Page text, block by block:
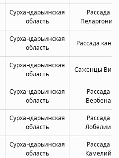
Сурхандарьинская
область
Рассада
Пеларгонии
Сурхандарьинская
область
Рассада
Сурхандарьинская
область
Саженцы
Сурхандарьинская
область
Рассада
Вербена
Сурхандарьинская
область
Рассада
Лобелии
Сурхандарьинская
область
Рассада
Камелий